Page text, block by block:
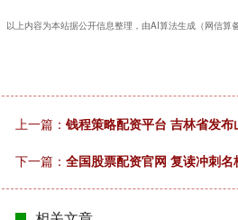
以上内容为本站据公开信息整理，由AI算法生成（网信
上一篇： 钱程策略配资平台 吉林省发
下一篇： 全国股票配资官网 复读冲刺